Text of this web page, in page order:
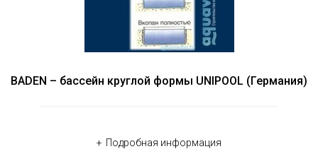
BADEN – бассейн круглой формы UNIPOOL (Германия)
Подробная информация